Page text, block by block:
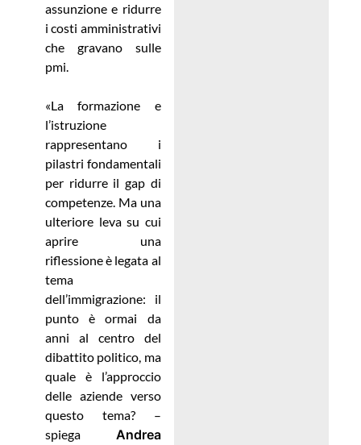
assunzione e ridurre
i costi amministrativi
che gravano sulle
pmi.
«La formazione e
l’istruzione
rappresentano i
pilastri fondamentali
per ridurre il gap di
competenze. Ma una
ulteriore leva su cui
aprire una
riflessione è legata al
tema
dell’immigrazione: il
punto è ormai da
anni al centro del
dibattito politico, ma
quale è l’approccio
delle aziende verso
questo tema? –
spiega Andrea